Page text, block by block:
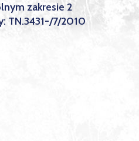
zakresie 2
TN.3431-/7/2010